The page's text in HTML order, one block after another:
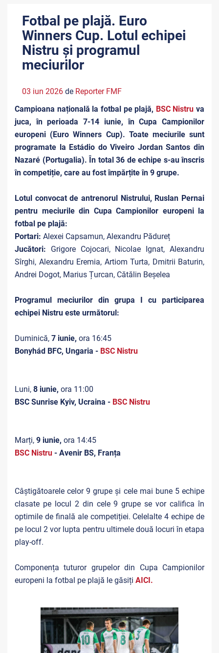
Fotbal pe plajă. Euro
Winners Cup. Lotul echipei
Nistru și programul
meciurilor
03 iun 2026 de Reporter FMF
Campioana națională la fotbal pe plajă, BSC Nistru va
juca, în perioada 7-14 iunie, în Cupa Campionilor
europeni (Euro Winners Cup). Toate meciurile sunt
programate la Estádio do Viveiro Jordan Santos din
Nazaré (Portugalia). În total 36 de echipe s-au înscris
în competiție, care au fost împărțite în 9 grupe.
Lotul convocat de antrenorul Nistrului, Ruslan Pernai
pentru meciurile din Cupa Campionilor europeni la
fotbal pe plajă:
Portari: Alexei Capsamun, Alexandru Pădureț
Jucători: Grigore Cojocari, Nicolae Ignat, Alexandru
Sîrghi, Alexandru Eremia, Artiom Turta, Dmitrii Baturin,
Andrei Dogot, Marius Țurcan, Cătălin Beșelea
Programul meciurilor din grupa I cu participarea
echipei Nistru este următorul:
Duminică, 7 iunie, ora 16:45
Bonyhád BFC, Ungaria - BSC Nistru
Luni, 8 iunie, ora 11:00
BSC Sunrise Kyiv, Ucraina - BSC Nistru
Marți, 9 iunie, ora 14:45
BSC Nistru - Avenir BS, Franța
Câștigătoarele celor 9 grupe și cele mai bune 5 echipe
clasate pe locul 2 din cele 9 grupe se vor califica în
optimile de finală ale competiției. Celelalte 4 echipe de
pe locul 2 vor lupta pentru ultimele două locuri în etapa
play-off.
Componența tuturor grupelor din Cupa Campionilor
europeni la fotbal pe plajă le găsiți AICI.